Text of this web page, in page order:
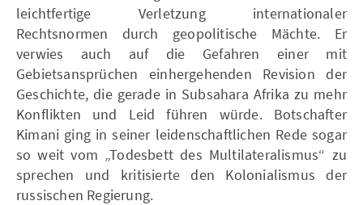
leichtfertige Verletzung internationaler
Rechtsnormen durch geopolitische Mächte. Er
verwies auch auf die Gefahren einer mit
Gebietsansprüchen einhergehenden Revision der
Geschichte, die gerade in Subsahara Afrika zu mehr
Konflikten und Leid führen würde. Botschafter
Kimani ging in seiner leidenschaftlichen Rede sogar
so weit vom „Todesbett des Multilateralismus“ zu
sprechen und kritisierte den Kolonialismus der
russischen Regierung.